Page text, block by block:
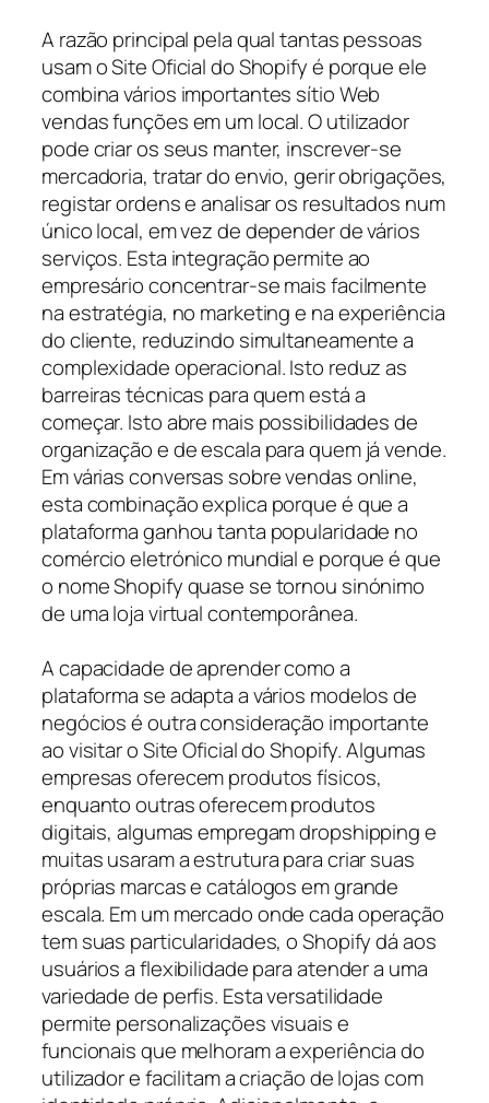
A razão principal pela qual tantas pessoas
usam o Site Oficial do Shopify é porque ele
combina vários importantes sítio Web
vendas funções em um local. O utilizador
pode criar os seus manter, inscrever-se
mercadoria, tratar do envio, gerir obrigações,
registar ordens e analisar os resultados num
único local, em vez de depender de vários
serviços. Esta integração permite ao
empresário concentrar-se mais facilmente
na estratégia, no marketing e na experiência
do cliente, reduzindo simultaneamente a
complexidade operacional. Isto reduz as
barreiras técnicas para quem está a
começar. Isto abre mais possibilidades de
organização e de escala para quem já vende.
Em várias conversas sobre vendas online,
esta combinação explica porque é que a
plataforma ganhou tanta popularidade no
comércio eletrónico mundial e porque é que
o nome Shopify quase se tornou sinónimo
de uma loja virtual contemporânea.
A capacidade de aprender como a
plataforma se adapta a vários modelos de
negócios é outra consideração importante
ao visitar o Site Oficial do Shopify. Algumas
empresas oferecem produtos físicos,
enquanto outras oferecem produtos
digitais, algumas empregam dropshipping e
muitas usaram a estrutura para criar suas
próprias marcas e catálogos em grande
escala. Em um mercado onde cada operação
tem suas particularidades, o Shopify dá aos
usuários a flexibilidade para atender a uma
variedade de perfis. Esta versatilidade
permite personalizações visuais e
funcionais que melhoram a experiência do
utilizador e facilitam a criação de lojas com